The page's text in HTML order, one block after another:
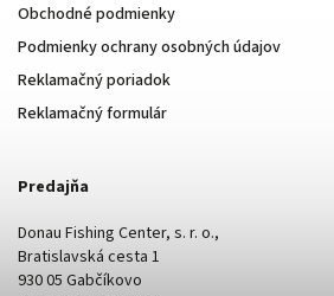
Obchodné podmienky
Podmienky ochrany osobných údajov
Reklamačný poriadok
Reklamačný formulár
Predajňa
Donau Fishing Center, s. r. o.,
Bratislavská cesta 1
930 05 Gabčíkovo